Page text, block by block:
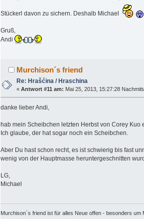
Stückerl davon zu sichern. Deshalb Michael
Gruß,
Andi
Murchison´s friend
Re: Hrašćina / Hraschina
«Antwort #11 am: Mai 25, 2013, 15:27:28
danke lieber Andi,
hab mein Scheibchen letzten Herbst von Corey Kuo
Ich glaube, der hat sogar noch ein Scheibchen.
Aber Du hast schon recht, es ist schwierig bis fast
wenig von der Hauptmasse heruntergeschnitten
LG,
Michael
Murchison`s friend ist für alles Neue offen - besonders um